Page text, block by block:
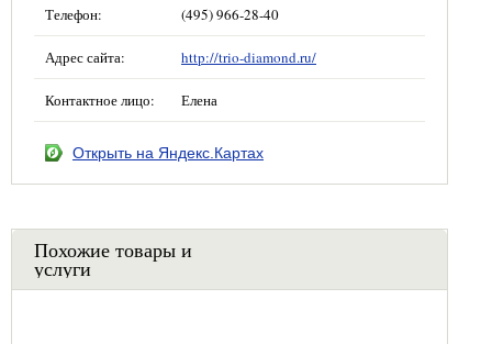
Телефон: (495) 966-28-40
Адрес сайта: http://trio-diamond.ru/
Контактное лицо: Елена
Открыть на Яндекс.Картах
Похожие товары и
услуги